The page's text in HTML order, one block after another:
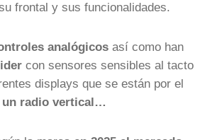
frontal y sus funcionalidades.
analógicos así como han
con sensores sensibles al tacto
displays que se están por el
un radio vertical…